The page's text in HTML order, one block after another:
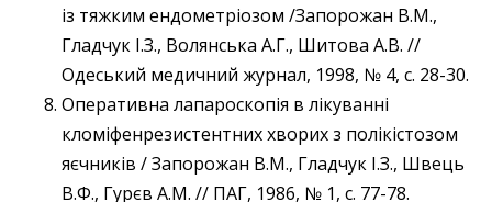
із тяжким ендометріозом /Запорожан В.М.,
Гладчук І.З., Волянська А.Г., Шитова А.В. //
Одеський медичний журнал, 1998, № 4, с. 28-30.
Оперативна лапароскопія в лікуванні
кломіфенрезистентних хворих з полікістозом
яєчників / Запорожан В.М., Гладчук І.З., Швець
В.Ф., Гурєв А.М. // ПАГ, 1986, № 1, с. 77-78.